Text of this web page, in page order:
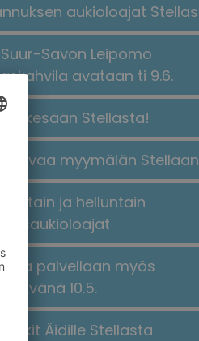
aukioloajat
Savon Leipomo
avataan ti 9.6.
kesään Stellasta!
avaa myymälän Stellaan​
ja helluntain
palvellaan myös
10.5.
Äidille Stellasta